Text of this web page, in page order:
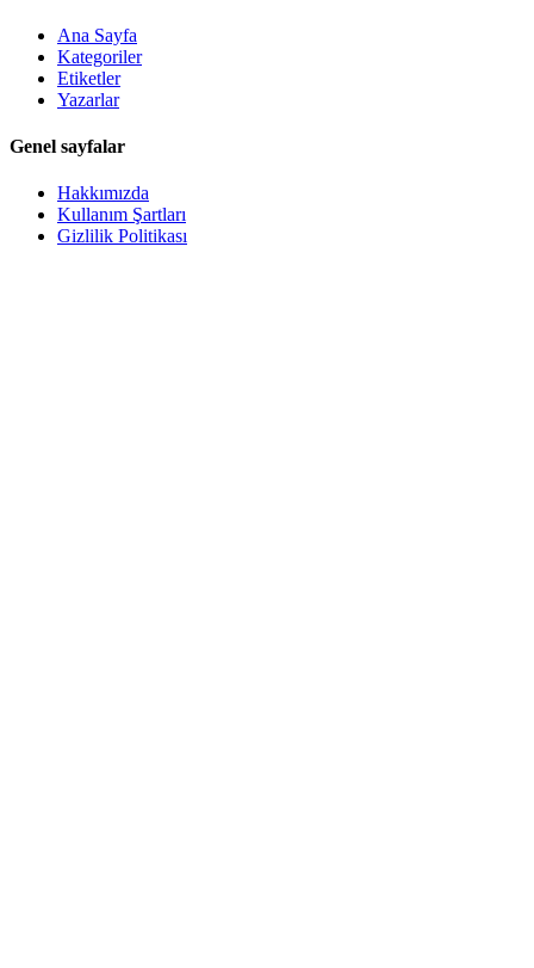
Ana Sayfa
Kategoriler
Etiketler
Yazarlar
Genel sayfalar
Hakkımızda
Kullanım Şartları
Gizlilik Politikası